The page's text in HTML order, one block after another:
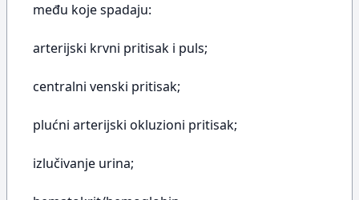
među koje spadaju:
arterijski krvni pritisak i puls;
centralni venski pritisak;
plućni arterijski okluzioni pritisak;
izlučivanje urina;